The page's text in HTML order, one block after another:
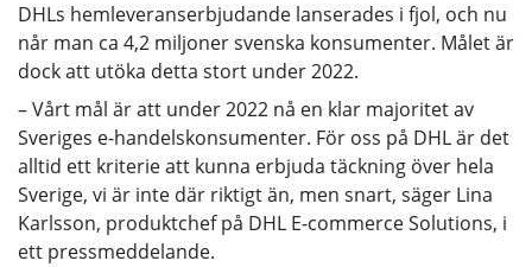
DHLs hemleveranserbjudande lanserades i fjol, och nu
når man ca 4,2 miljoner svenska konsumenter. Målet är
dock att utöka detta stort under 2022.
– Vårt mål är att under 2022 nå en klar majoritet av
Sveriges e-handelskonsumenter. För oss på DHL är det
alltid ett kriterie att kunna erbjuda täckning över hela
Sverige, vi är inte där riktigt än, men snart, säger Lina
Karlsson, produktchef på DHL E-commerce Solutions, i
ett pressmeddelande.